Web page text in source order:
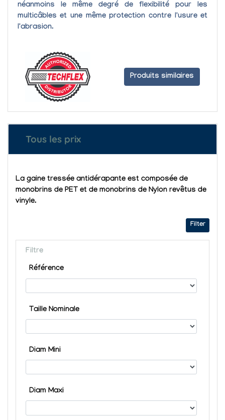
néanmoins le même degré deflexibilité pour les
multicâbles et une mêmeprotection contre l'usure et
l'abrasion.
Produits similaires
Tous les prix
La gaine tressée antidérapante est composée de
monobrins de PET et de monobrins de Nylon revêtus de
vinyle.
Filter
Filtre
Référence
Taille Nominale
Diam Mini
Diam Maxi